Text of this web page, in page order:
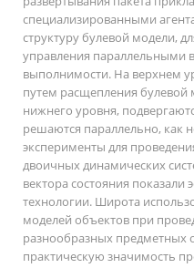
специализированными
структуру булевой модели,
управления параллельными
выполнимости. На верхнем
путем расщепления булевой
нижнего уровня,
решаются параллельно, как
эксперименты для
двоичных динамических
вектора состояния
технологии. Широта
моделей объектов при
разнообразных предметных
практическую значимость